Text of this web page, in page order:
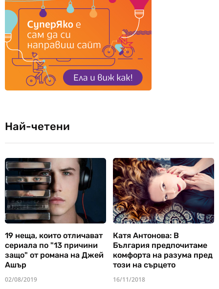
Най-четени
19 неща, които отличават
сериала по "13 причини
защо" от романа на Джей
Ашър
02/08/2019
Катя Антонова: В
България предпочитаме
комфорта на разума пред
този на сърцето
16/11/2018